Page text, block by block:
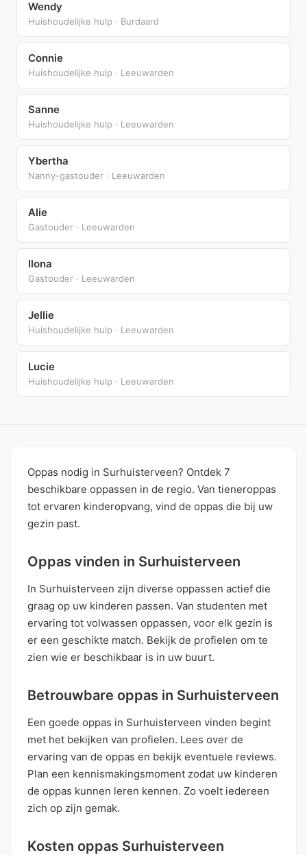
Wendy
Huishoudelijke hulp · Burdaard
Connie
Huishoudelijke hulp · Leeuwarden
Sanne
Huishoudelijke hulp · Leeuwarden
Ybertha
Nanny-gastouder · Leeuwarden
Alie
Gastouder · Leeuwarden
Ilona
Gastouder · Leeuwarden
Jellie
Huishoudelijke hulp · Leeuwarden
Lucie
Huishoudelijke hulp · Leeuwarden
Oppas nodig in Surhuisterveen? Ontdek 7
beschikbare oppassen in de regio. Van tieneroppas
tot ervaren kinderopvang, vind de oppas die bij uw
gezin past.
Oppas vinden in Surhuisterveen
In Surhuisterveen zijn diverse oppassen actief die
graag op uw kinderen passen. Van studenten met
ervaring tot volwassen oppassen, voor elk gezin is
er een geschikte match. Bekijk de profielen om te
zien wie er beschikbaar is in uw buurt.
Betrouwbare oppas in Surhuisterveen
Een goede oppas in Surhuisterveen vinden begint
met het bekijken van profielen. Lees over de
ervaring van de oppas en bekijk eventuele reviews.
Plan een kennismakingsmoment zodat uw kinderen
de oppas kunnen leren kennen. Zo voelt iedereen
zich op zijn gemak.
Kosten oppas Surhuisterveen